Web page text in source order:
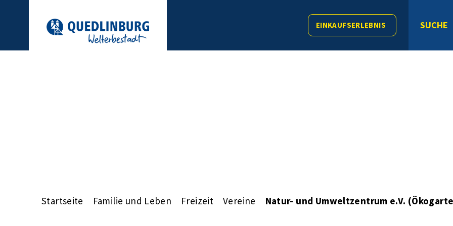
EINKAUFSERLEBNIS SUCHE
Startseite Familie und Leben Freizeit Vereine Natur- und Umweltzentrum e.V.